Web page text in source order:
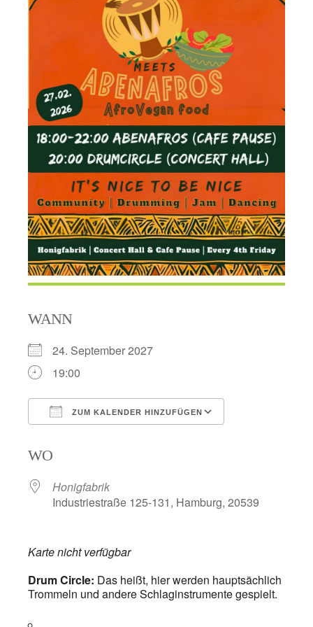
WANN
24. September 2027
19:00
ZUM KALENDER HINZUFÜGEN
WO
Honigfabrik
Industriestraße 125-131, Hamburg, 20539
Karte nicht verfügbar
Drum Circle: Das heißt, hier werden hauptsächlich
Trommeln und andere Schlaginstrumente gespielt.